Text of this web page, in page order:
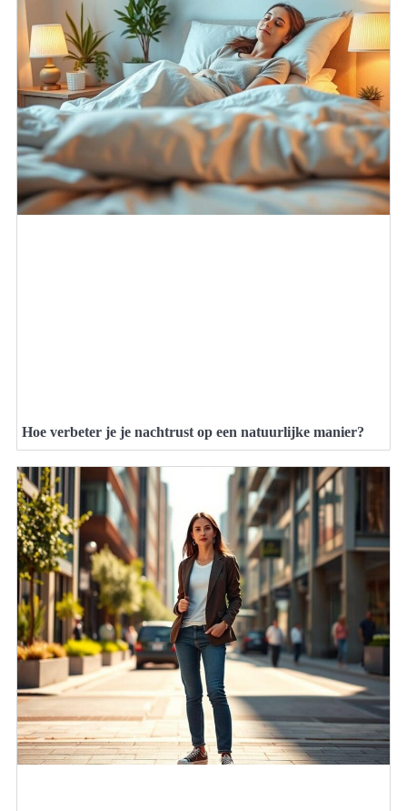
Hoe verbeter je je nachtrust op een natuurlijke manier?